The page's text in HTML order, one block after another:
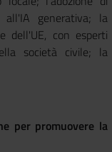
all'IA generativa; la
dell'UE, con esperti
società civile; la
per promuovere la